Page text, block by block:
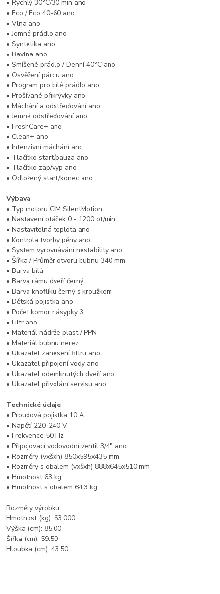
• Rychlý 30°C/30 min ano
• Eco / Eco 40-60 ano
• Vlna ano
• Jemné prádlo ano
• Syntetika ano
• Bavlna ano
• Smíšené prádlo / Denní 40°C ano
• Osvěžení párou ano
• Program pro bílé prádlo ano
• Prošívané přikrývky ano
• Máchání a odstřeďování ano
• Jemné odstřeďování ano
• FreshCare+ ano
• Clean+ ano
• Intenzivní máchání ano
• Tlačítko start/pauza ano
• Tlačítko zap/vyp ano
• Odložený start/konec ano
Výbava
• Typ motoru CIM SilentMotion
• Nastavení otáček 0 - 1200 ot/min
• Nastavitelná teplota ano
• Kontrola tvorby pěny ano
• Systém vyrovnávání nestability ano
• Šířka / Průměr otvoru bubnu 340 mm
• Barva bílá
• Barva rámu dveří černý
• Barva knoflíku černý s kroužkem
• Dětská pojistka ano
• Počet komor násypky 3
• Filtr ano
• Materiál nádrže plast / PPN
• Materiál bubnu nerez
• Ukazatel zanesení filtru ano
• Ukazatel připojení vody ano
• Ukazatel odemknutých dveří ano
• Ukazatel přivolání servisu ano
Technické údaje
• Proudová pojistka 10 A
• Napětí 220-240 V
• Frekvence 50 Hz
• Připojovací vodovodní ventil 3/4" ano
• Rozměry (vxšxh) 850x595x435 mm
• Rozměry s obalem (vxšxh) 888x645x510 mm
• Hmotnost 63 kg
• Hmotnost s obalem 64,3 kg
Rozměry výrobku:
Hmotnost (kg): 63.000
Výška (cm): 85.00
Šířka (cm): 59.50
Hloubka (cm): 43.50